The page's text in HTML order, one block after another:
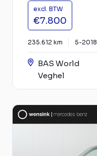
excl. BTW
€7.800
235.612 km 5-2018
BAS World
Veghel